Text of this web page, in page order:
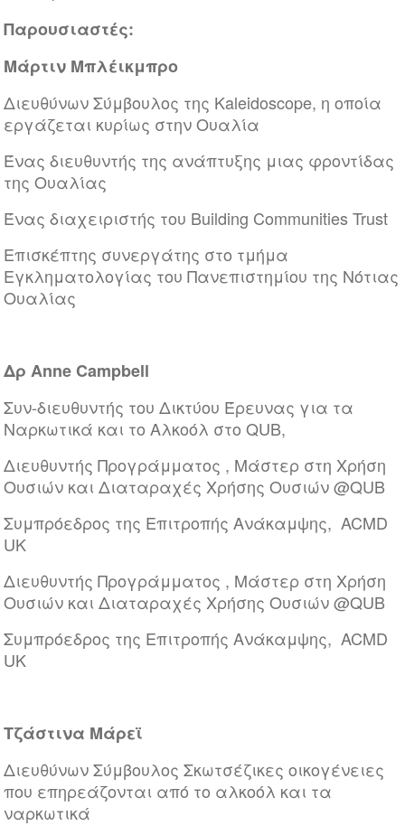
Παρουσιαστές:
Μάρτιν Μπλέικμπρο
Διευθύνων Σύμβουλος της Kaleidoscope, η οποία
εργάζεται κυρίως στην Ουαλία
Ένας διευθυντής της ανάπτυξης μιας φροντίδας
της Ουαλίας
Ένας διαχειριστής του Building Communities Trust
Επισκέπτης συνεργάτης στο τμήμα
Εγκληματολογίας του Πανεπιστημίου της Νότιας
Ουαλίας
Δρ Anne Campbell
Συν-διευθυντής του Δικτύου Έρευνας για τα
Ναρκωτικά και το Αλκοόλ στο QUB,
Διευθυντής Προγράμματος , Μάστερ στη Χρήση
Ουσιών και Διαταραχές Χρήσης Ουσιών @QUB
Συμπρόεδρος της Επιτροπής Ανάκαμψης, ACMD
UK
Διευθυντής Προγράμματος , Μάστερ στη Χρήση
Ουσιών και Διαταραχές Χρήσης Ουσιών @QUB
Συμπρόεδρος της Επιτροπής Ανάκαμψης, ACMD
UK
Τζάστινα Μάρεϊ
Διευθύνων Σύμβουλος Σκωτσέζικες οικογένειες
που επηρεάζονται από το αλκοόλ και τα
ναρκωτικά